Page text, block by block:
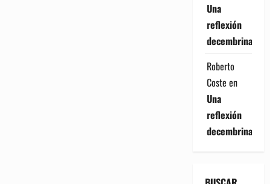
Una
reflexión
decembrina
Roberto
Coste en
Una
reflexión
decembrina